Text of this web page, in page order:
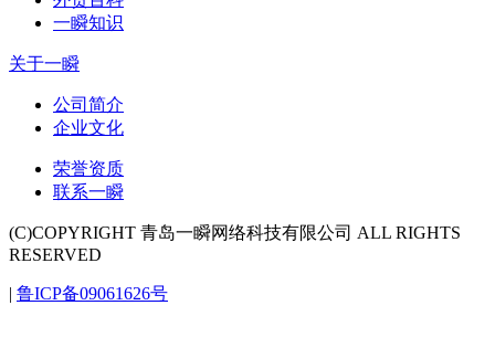
一瞬知识
关于一瞬
公司简介
企业文化
荣誉资质
联系一瞬
(C)COPYRIGHT 青岛一瞬网络科技有限公司 ALL RIGHTS
RESERVED
| 鲁ICP备09061626号